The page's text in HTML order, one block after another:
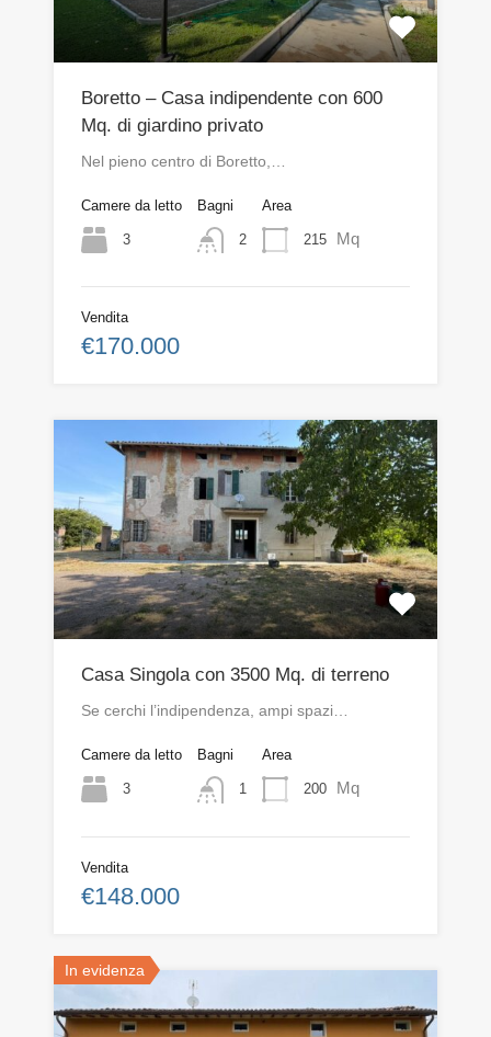
Boretto – Casa indipendente con 600
Mq. di giardino privato
Nel pieno centro di Boretto,…
Camere da letto
3
Bagni
2
Area
215 Mq
Vendita
€170.000
Casa Singola con 3500 Mq. di terreno
Se cerchi l’indipendenza, ampi spazi…
Camere da letto
3
Bagni
1
Area
200 Mq
Vendita
€148.000
In evidenza